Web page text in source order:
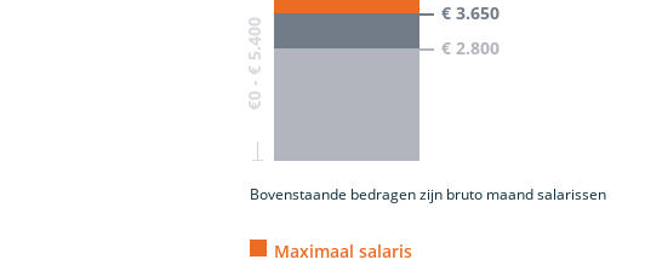
€0 - € 5.400
€ 3.650
€ 2.800
Bovenstaande bedragen zijn bruto maand salarissen
Maximaal salaris